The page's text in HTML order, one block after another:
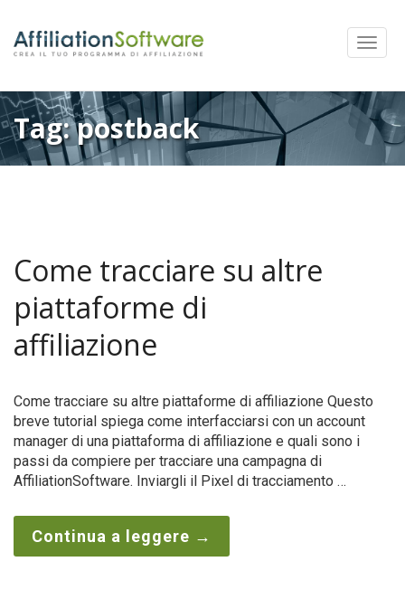
Menu
Tag:postback
Come tracciare su altre
piattaforme di
affiliazione
Come tracciare su altre piattaforme di affiliazione Questo
breve tutorial spiega come interfacciarsi con un account
manager di una piattaforma di affiliazione e quali sono i
passi da compiere per tracciare una campagna di
AffiliationSoftware. Inviargli il Pixel di tracciamento …
Continua a leggere →